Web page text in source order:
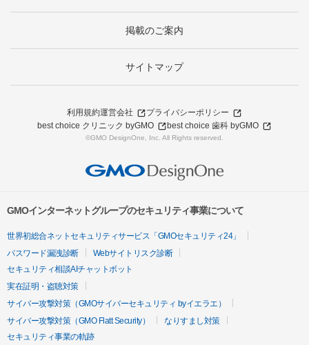
掲載のご案内
サイトマップ
利用規約運営会社
プライバシーポリシー
best choice クリニック byGMO
best choice 歯科 byGMO
©GMO DesignOne, Inc. All Rights reserved.
GMOインターネットグループのセキュリティ事業について
世界初総合ネットセキュリティサービス「GMOセキュリティ24」
パスワード漏洩診断
Webサイトリスク診断
セキュリティ相談AIチャットボット
実在証明・盗聴対策
サイバー攻撃対策（GMOサイバーセキュリティ byイエラエ）
サイバー攻撃対策（GMO Flatt Security）
なりすまし対策
セキュリティ事業の軌跡